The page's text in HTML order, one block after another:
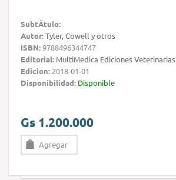
SubtÃ­tulo:
Autor:Tyler, Cowell y otros
ISBN:9788496344747
Editorial: MultiMedica Ediciones Veterinarias
Edicion: 2018-01-01
Disponibilidad: Disponible
Gs 1.200.000
Agregar